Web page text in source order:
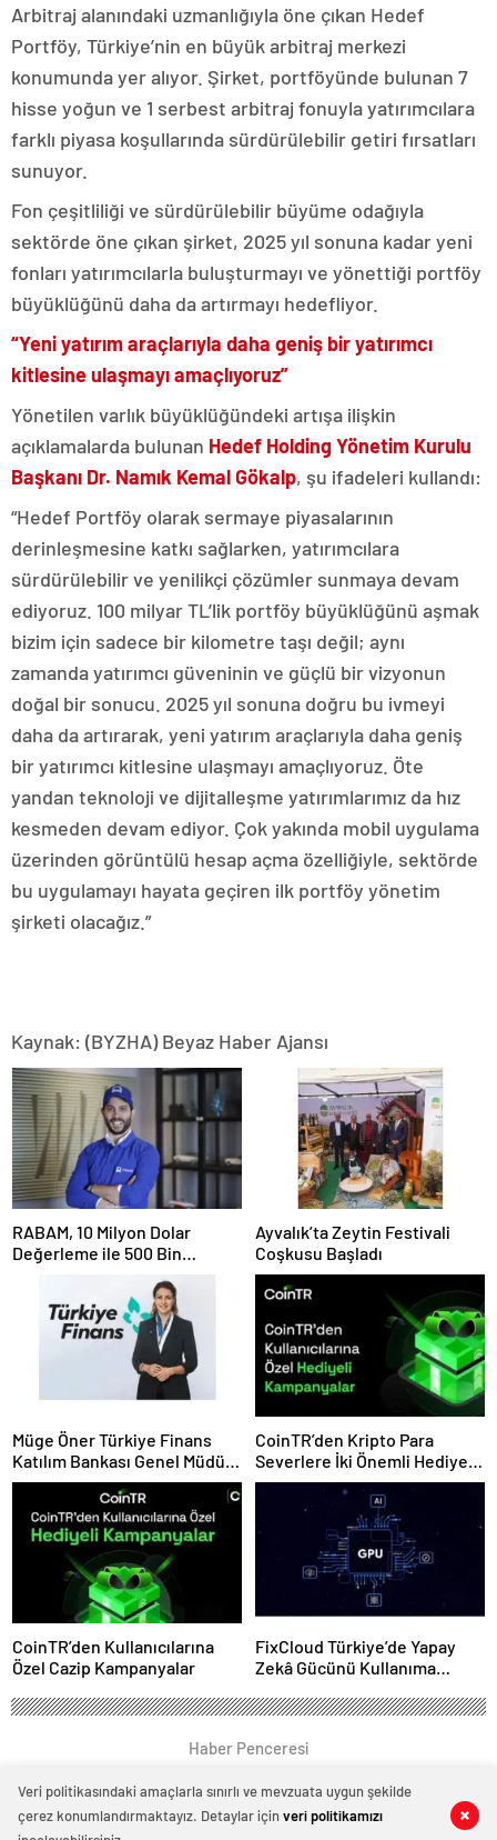
0 0
0 0
0 0
Arbitraj alanındaki uzmanlığıyla öne çıkan Hedef
Portföy, Türkiye’nin en büyük arbitraj merkezi
konumunda yer alıyor. Şirket, portföyünde bulunan 7
hisse yoğun ve 1 serbest arbitraj fonuyla yatırımcılara
farklı piyasa koşullarında sürdürülebilir getiri fırsatları
sunuyor.
Fon çeşitliliği ve sürdürülebilir büyüme odağıyla
sektörde öne çıkan şirket, 2025 yıl sonuna kadar yeni
fonları yatırımcılarla buluşturmayı ve yönettiği portföy
büyüklüğünü daha da artırmayı hedefliyor.
“Yeni yatırım araçlarıyla daha geniş bir yatırımcı
kitlesine ulaşmayı amaçlıyoruz”
Yönetilen varlık büyüklüğündeki artışa ilişkin
açıklamalarda bulunan Hedef Holding Yönetim Kurulu
Başkanı Dr. Namık Kemal Gökalp, şu ifadeleri kullandı:
“Hedef Portföy olarak sermaye piyasalarının
derinleşmesine katkı sağlarken, yatırımcılara
sürdürülebilir ve yenilikçi çözümler sunmaya devam
ediyoruz. 100 milyar TL’lik portföy büyüklüğünü aşmak
bizim için sadece bir kilometre taşı değil; aynı
zamanda yatırımcı güveninin ve güçlü bir vizyonun
doğal bir sonucu. 2025 yıl sonuna doğru bu ivmeyi
daha da artırarak, yeni yatırım araçlarıyla daha geniş
bir yatırımcı kitlesine ulaşmayı amaçlıyoruz. Öte
yandan teknoloji ve dijitalleşme yatırımlarımız da hız
kesmeden devam ediyor. Çok yakında mobil uygulama
üzerinden görüntülü hesap açma özelliğiyle, sektörde
bu uygulamayı hayata geçiren ilk portföy yönetim
şirketi olacağız.”
Kaynak: (BYZHA) Beyaz Haber Ajansı
RABAM, 10 Milyon Dolar
Değerleme ile 500 Bin
Dolarlık Yatırım Aldı
Ayvalık’ta Zeytin Festivali
Coşkusu Başladı
Müge Öner Türkiye Finans
Katılım Bankası Genel Müdür
Vekili Oldu
CoinTR’den Kripto Para
Severlere İki Önemli Hediye
Kampanyası
CoinTR’den Kullanıcılarına
Özel Cazip Kampanyalar
FixCloud Türkiye’de Yapay
Zekâ Gücünü Kullanıma
Haber Penceresi
Veri politikasındaki amaçlarla sınırlı ve mevzuata uygun şekilde
çerez konumlandırmaktayız. Detaylar içinveri politikamızı